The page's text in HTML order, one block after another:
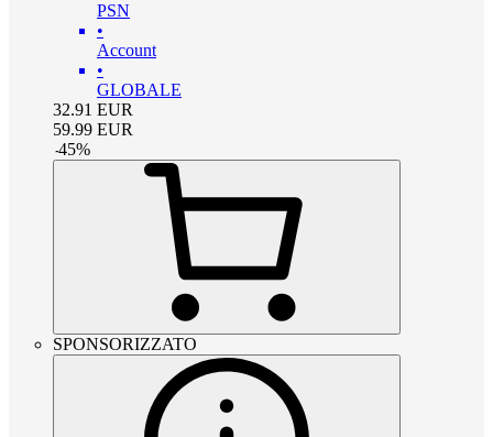
PSN
•
Account
•
GLOBALE
32.91 EUR
59.99 EUR
-45%
SPONSORIZZATO